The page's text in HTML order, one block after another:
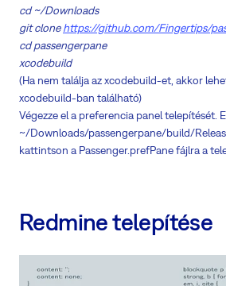
cd ~/Downloads
git clonehttps://github.com/Fingertips/
cd passengerpane
xcodebuild
(Ha nem találja az xcodebuild-et, akkor
xcodebuild-ban található)
Végezze el a preferencia panel telepítését.
~/Downloads/passengerpane/build/
kattintson a Passenger.prefPane fájlra a
Redmine telepítése